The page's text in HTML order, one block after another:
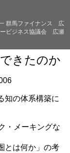
群馬ファイナンス 広
ビジネス協議会 広瀬
きたのか
知の体系構築に
・メーキングな
とは何か」の考